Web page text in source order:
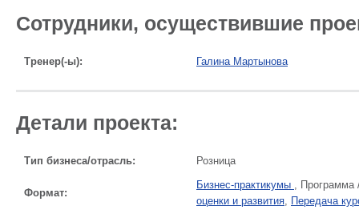
Сотрудники, осуществившие
Тренер(-ы): Галина Мартынова
Детали проекта:
Тип бизнеса/отрасль: Розница
Формат:
Бизнес-практикумы , Программа
оценки и развития, Передача